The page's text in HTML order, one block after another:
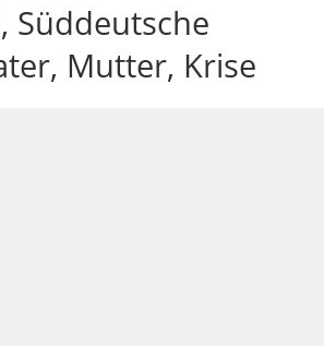
Süddeutsche
Mutter, Krise